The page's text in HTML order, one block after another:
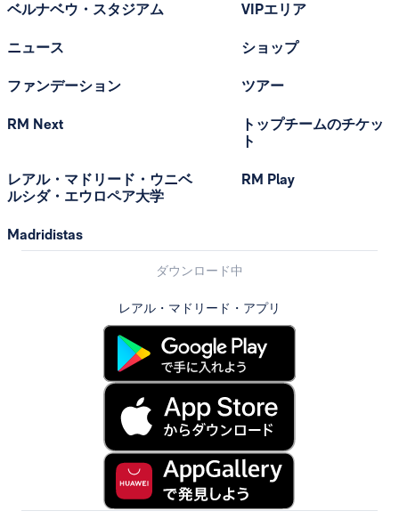
ベルナベウ・スタジアム
ニュース
ファンデーション
RM Next
レアル・マドリード・ウニベ
ルシダ・エウロペア大学
Madridistas
VIPエリア
ショップ
ツアー
トップチームのチケッ
ト
RM Play
ダウンロード中
レアル・マドリード・アプリ